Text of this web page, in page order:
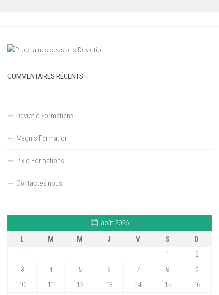
COMMENTAIRES RÉCENTS
Devictio Formations
Magnis Formation
Pixio Formations
Contactez nous
août 2026
L
M M J V S
D
1
2
3
4 5 6 7 8
9
10
11 12 13 14 15
16